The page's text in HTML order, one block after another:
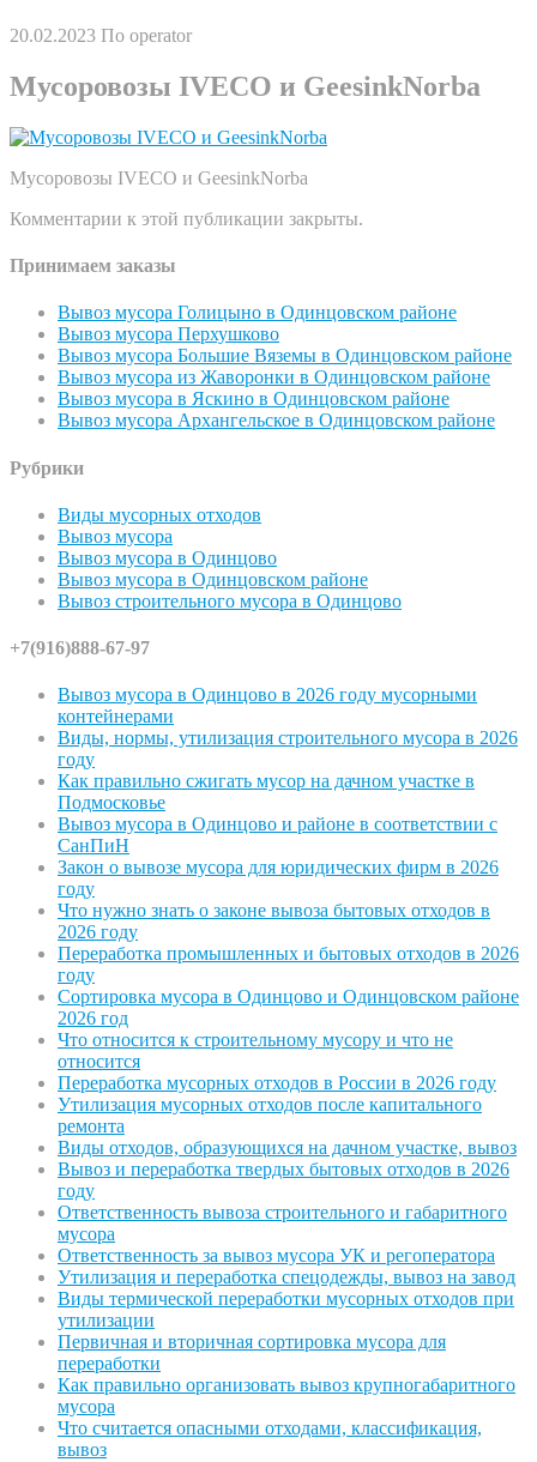
20.02.2023 По operator
Мусоровозы IVECO и GeesinkNorba
Мусоровозы IVECO и GeesinkNorba
Комментарии к этой публикации закрыты.
Принимаем заказы
Вывоз мусора Голицыно в Одинцовском районе
Вывоз мусора Перхушково
Вывоз мусора Большие Вяземы в Одинцовском районе
Вывоз мусора из Жаворонки в Одинцовском районе
Вывоз мусора в Яскино в Одинцовском районе
Вывоз мусора Архангельское в Одинцовском районе
Рубрики
Виды мусорных отходов
Вывоз мусора
Вывоз мусора в Одинцово
Вывоз мусора в Одинцовском районе
Вывоз строительного мусора в Одинцово
+7(916)888-67-97
Вывоз мусора в Одинцово в 2026 году мусорными
контейнерами
Виды, нормы, утилизация строительного мусора в 2026
году
Как правильно сжигать мусор на дачном участке в
Подмосковье
Вывоз мусора в Одинцово и районе в соответствии с
СанПиН
Закон о вывозе мусора для юридических фирм в 2026
году
Что нужно знать о законе вывоза бытовых отходов в
2026 году
Переработка промышленных и бытовых отходов в 2026
году
Сортировка мусора в Одинцово и Одинцовском районе
2026 год
Что относится к строительному мусору и что не
относится
Переработка мусорных отходов в России в 2026 году
Утилизация мусорных отходов после капитального
ремонта
Виды отходов, образующихся на дачном участке, вывоз
Вывоз и переработка твердых бытовых отходов в 2026
году
Ответственность вывоза строительного и габаритного
мусора
Ответственность за вывоз мусора УК и регоператора
Утилизация и переработка спецодежды, вывоз на завод
Виды термической переработки мусорных отходов при
утилизации
Первичная и вторичная сортировка мусора для
переработки
Как правильно организовать вывоз крупногабаритного
мусора
Что считается опасными отходами, классификация,
вывоз